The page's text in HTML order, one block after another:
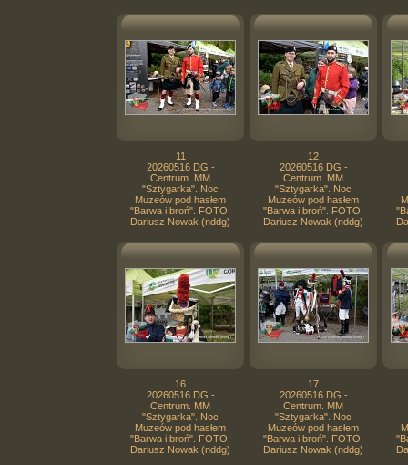
11
20260516 DG -
Centrum. MM
"Sztygarka". Noc
Muzeów pod hasłem
"Barwa i broń". FOTO:
Dariusz Nowak (nddg)
12
20260516 DG -
Centrum. MM
"Sztygarka". Noc
Muzeów pod hasłem
"Barwa i broń". FOTO:
Dariusz Nowak (nddg)
16
20260516 DG -
Centrum. MM
"Sztygarka". Noc
Muzeów pod hasłem
"Barwa i broń". FOTO:
Dariusz Nowak (nddg)
17
20260516 DG -
Centrum. MM
"Sztygarka". Noc
Muzeów pod hasłem
"Barwa i broń". FOTO:
Dariusz Nowak (nddg)